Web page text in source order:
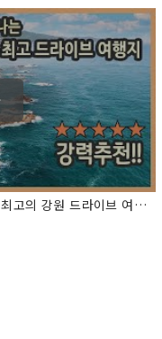
[ENG SUB] 꼭 가봐야 할 국내 최고의 강원 드라이브 여행 / 제2편 태백 삼척 구간 / 구문소, 미인폭포, 장호항, 초곡용굴촛대바위, 덕봉산, 새천년해안도로, 국내여행지추천